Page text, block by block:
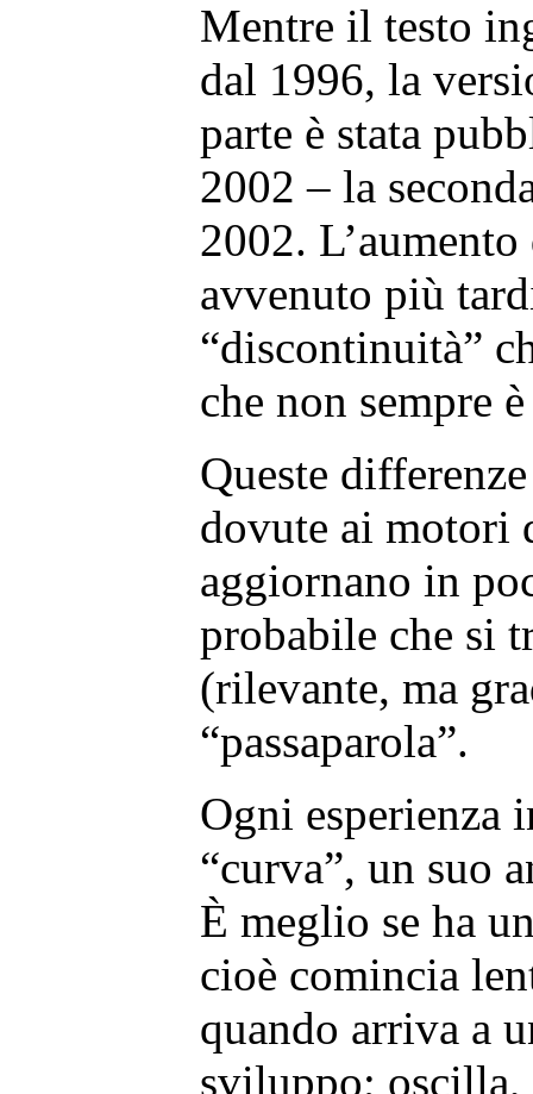
Mentre il testo
dal 1996, la
parte è stata
2002 – la
2002.
avvenuto più
“discontinuità”
che non sempre
Queste
dovute ai
aggiornano in
probabile che si
(rilevante, ma
“passaparola”.
Ogni esperienza
“curva”, un suo
È meglio se ha
cioè comincia
quando arriva a
sviluppo; oscilla,